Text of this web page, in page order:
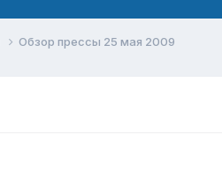
Обзор прессы 25 мая 2009